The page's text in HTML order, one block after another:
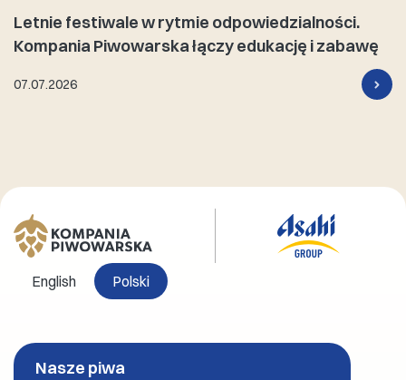
Letnie festiwale w rytmie odpowiedzialności.
Kompania Piwowarska łączy edukację i zabawę
07.07.2026
English Polski
Nasze piwa